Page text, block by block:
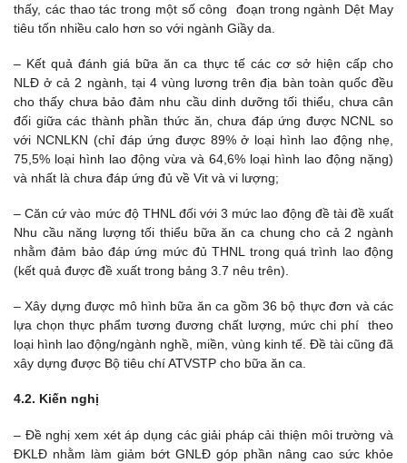
thấy, các thao tác trong một số công đoạn trong ngành Dệt May
tiêu tốn nhiều calo hơn so với ngành Giầy da.
– Kết quả đánh giá bữa ăn ca thực tế các cơ sở hiện cấp cho
NLĐ ở cả 2 ngành, tại 4 vùng lương trên địa bàn toàn quốc đều
cho thấy chưa bảo đảm nhu cầu dinh dưỡng tối thiểu, chưa cân
đối giữa các thành phần thức ăn, chưa đáp ứng được NCNL so
với NCNLKN (chỉ đáp ứng được 89% ở loại hình lao động nhẹ,
75,5% loại hình lao động vừa và 64,6% loại hình lao động nặng)
và nhất là chưa đáp ứng đủ về Vit và vi lượng;
– Căn cứ vào mức độ THNL đối với 3 mức lao động đề tài đề xuất
Nhu cầu năng lượng tối thiểu bữa ăn ca chung cho cả 2 ngành
nhằm đảm bảo đáp ứng mức đủ THNL trong quá trình lao động
(kết quả được đề xuất trong bảng 3.7 nêu trên).
– Xây dựng được mô hình bữa ăn ca gồm 36 bộ thực đơn và các
lựa chọn thực phẩm tương đương chất lượng, mức chi phí theo
loại hình lao động/ngành nghề, miền, vùng kinh tế. Đề tài cũng đã
xây dựng được Bộ tiêu chí ATVSTP cho bữa ăn ca.
4.2. Kiến nghị
– Đề nghị xem xét áp dụng các giải pháp cải thiện môi trường và
ĐKLĐ nhằm làm giảm bớt GNLĐ góp phần nâng cao sức khỏe